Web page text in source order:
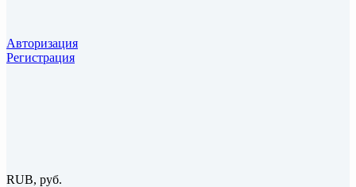
Авторизация
Регистрация
RUB, руб.